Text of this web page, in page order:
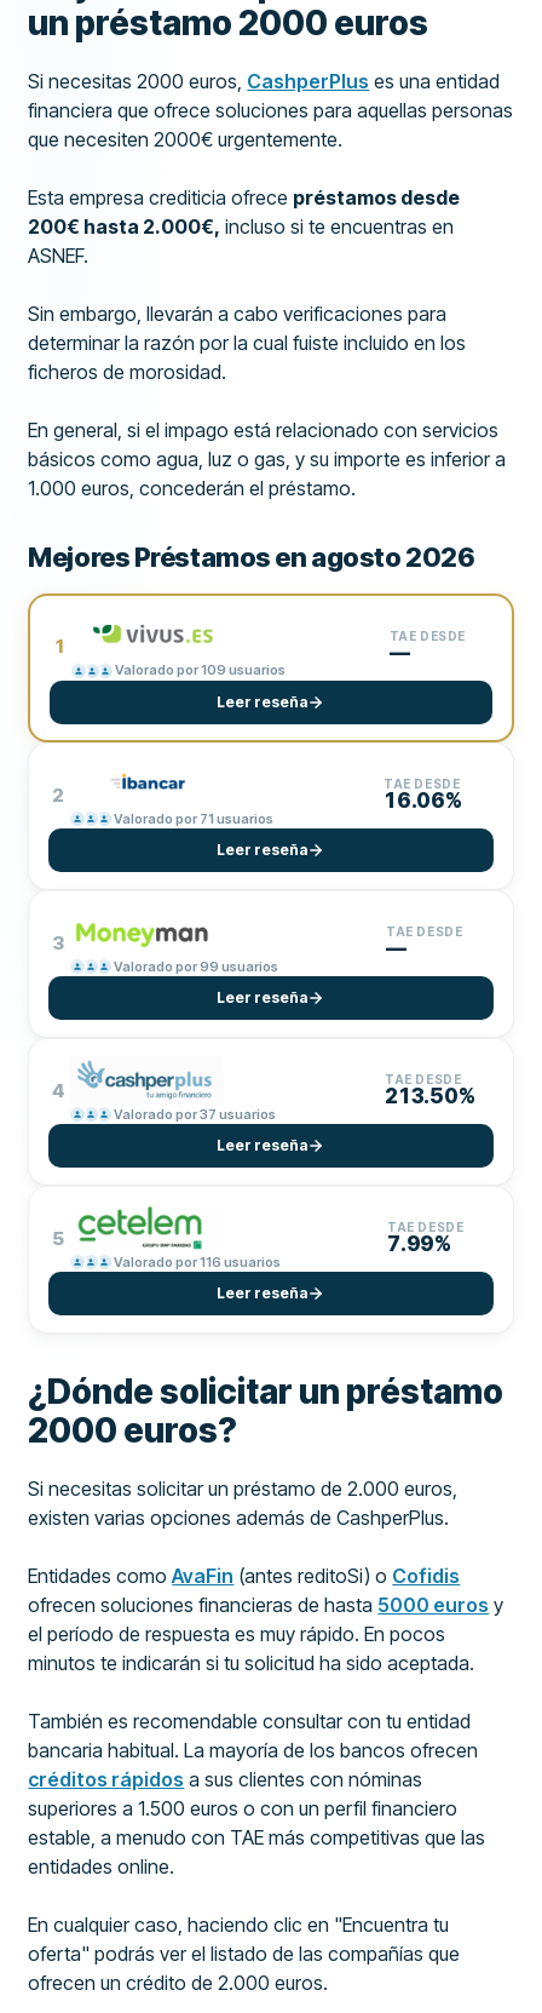
un préstamo 2000 euros
Si necesitas 2000 euros, CashperPlus es una entidad
financiera que ofrece soluciones para aquellas personas
que necesiten 2000€ urgentemente.
Esta empresa crediticia ofrece préstamos desde
200€ hasta 2.000€, incluso si te encuentras en
ASNEF.
Sin embargo, llevarán a cabo verificaciones para
determinar la razón por la cual fuiste incluido en los
ficheros de morosidad.
En general, si el impago está relacionado con servicios
básicos como agua, luz o gas, y su importe es inferior a
1.000 euros, concederán el préstamo.
Mejores Préstamos en agosto 2026
1
Valorado por 109 usuarios
TAE DESDE
—
Leer reseña
2
Valorado por 71 usuarios
TAE DESDE
16.06%
Leer reseña
3
Valorado por 99 usuarios
TAE DESDE
—
Leer reseña
4
Valorado por 37 usuarios
TAE DESDE
213.50%
Leer reseña
5
Valorado por 116 usuarios
TAE DESDE
7.99%
Leer reseña
¿Dónde solicitar un préstamo
2000 euros?
Si necesitas solicitar un préstamo de 2.000 euros,
existen varias opciones además de CashperPlus.
Entidades comoAvaFin (antes reditoSi) o Cofidis
ofrecen soluciones financieras de hasta 5000 euros y
el período de respuesta es muy rápido. En pocos
minutos te indicarán si tu solicitud ha sido aceptada.
También es recomendable consultar con tu entidad
bancaria habitual. La mayoría de los bancos ofrecen
créditos rápidos a sus clientes con nóminas
superiores a 1.500 euros o con un perfil financiero
estable, a menudo con TAE más competitivas que las
entidades online.
En cualquier caso, haciendo clic en "Encuentra tu
oferta" podrás ver el listado de las compañías que
ofrecen un crédito de 2.000 euros.